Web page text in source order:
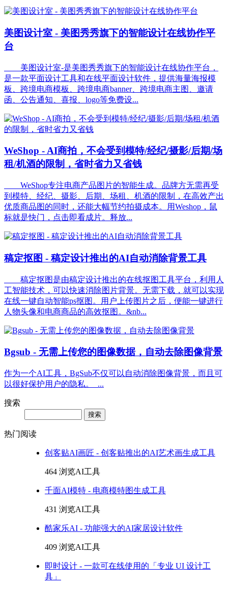
美图设计室 - 美图秀秀旗下的智能设计在线协作平
台
美图设计室-是美图秀秀旗下的智能设计在线协作平台，
是一款平面设计工具和在线平面设计软件，提供海量海报模
板、跨境电商模板、跨境电商banner、跨境电商主图、邀请
函、公告通知、喜报、logo等免费设...
WeShop - AI商拍，不会受到模特/经纪/摄影/后期/场
租/机酒的限制，省时省力又省钱
WeShop专注电商产品图片的智能生成。品牌方无需再受
到模特、经纪、摄影、后期、场租、机酒的限制，在高效产出
优质商品图的同时，还能大幅节约拍摄成本。用Weshop，鼠
标就是快门，点击即看成片。释放...
稿定抠图 - 稿定设计推出的AI自动消除背景工具
稿定抠图是由稿定设计推出的在线抠图工具平台，利用人
工智能技术，可以快速消除图片背景。无需下载，就可以实现
在线一键自动智能ps抠图。用户上传图片之后，便能一键进行
人物头像和电商商品的高效抠图。&nb...
Bgsub - 无需上传您的图像数据，自动去除图像背景
作为一个AI工具，BgSub不仅可以自动消除图像背景，而且可
以很好保护用户的隐私。 ...
搜索
热门阅读
创客贴AI画匠 - 创客贴推出的AI艺术画生成工具
464 浏览AI工具
千面AI模特 - 电商模特图生成工具
431 浏览AI工具
酷家乐AI - 功能强大的AI家居设计软件
409 浏览AI工具
即时设计 - 一款可在线使用的「专业 UI 设计工
具」